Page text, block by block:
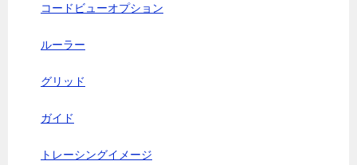
コードビューオプション
ルーラー
グリッド
ガイド
トレーシングイメージ